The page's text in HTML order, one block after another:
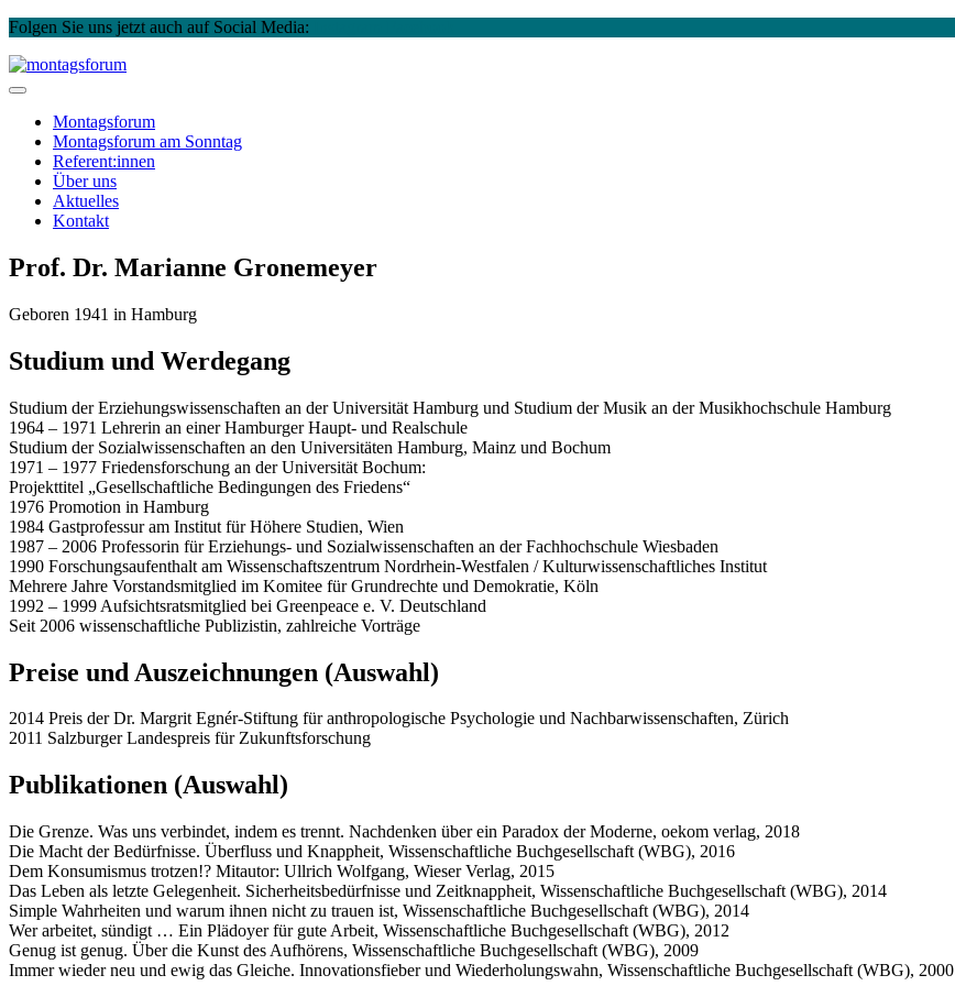
Folgen Sie uns jetzt auch auf Social Media:
Skip
to
Montagsforum
Montagsforum am Sonntag
Referent:innen
Über uns
Aktuelles
Kontakt
Prof. Dr. Marianne Gronemeyer
Geboren 1941 in Hamburg
Studium und Werdegang
Studium der Erziehungswissenschaften an der Universität Hamburg und Studium der Musik an der Musikhochschule Hamburg
1964 – 1971 Lehrerin an einer Hamburger Haupt- und Realschule
Studium der Sozialwissenschaften an den Universitäten Hamburg, Mainz und Bochum
1971 – 1977 Friedensforschung an der Universität Bochum:
Projekttitel „Gesellschaftliche Bedingungen des Friedens“
1976 Promotion in Hamburg
1984 Gastprofessur am Institut für Höhere Studien, Wien
1987 – 2006 Professorin für Erziehungs- und Sozialwissenschaften an der Fachhochschule Wiesbaden
1990 Forschungsaufenthalt am Wissenschaftszentrum Nordrhein-Westfalen / Kulturwissenschaftliches Institut
Mehrere Jahre Vorstandsmitglied im Komitee für Grundrechte und Demokratie, Köln
1992 – 1999 Aufsichtsratsmitglied bei Greenpeace e. V. Deutschland
Seit 2006 wissenschaftliche Publizistin, zahlreiche Vorträge
Preise und Auszeichnungen (Auswahl)
2014 Preis der Dr. Margrit Egnér-Stiftung für anthropologische Psychologie und Nachbarwissenschaften, Zürich
2011 Salzburger Landespreis für Zukunftsforschung
Publikationen (Auswahl)
Die Grenze. Was uns verbindet, indem es trennt. Nachdenken über ein Paradox der Moderne, oekom verlag, 2018
Die Macht der Bedürfnisse. Überfluss und Knappheit, Wissenschaftliche Buchgesellschaft (WBG), 2016
Dem Konsumismus trotzen!? Mitautor: Ullrich Wolfgang, Wieser Verlag, 2015
Das Leben als letzte Gelegenheit. Sicherheitsbedürfnisse und Zeitknappheit, Wissenschaftliche Buchgesellschaft (WBG), 2014
Simple Wahrheiten und warum ihnen nicht zu trauen ist, Wissenschaftliche Buchgesellschaft (WBG), 2014
Wer arbeitet, sündigt … Ein Plädoyer für gute Arbeit, Wissenschaftliche Buchgesellschaft (WBG), 2012
Genug ist genug. Über die Kunst des Aufhörens, Wissenschaftliche Buchgesellschaft (WBG), 2009
Immer wieder neu und ewig das Gleiche. Innovationsfieber und Wiederholungswahn, Wissenschaftliche Buchgesellschaft (WBG), 2000